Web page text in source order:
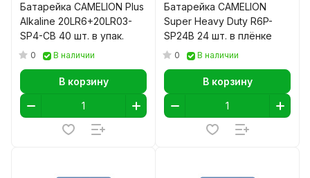
Батарейка CAMELION Plus
Alkaline 20LR6+20LR03-
SP4-CB 40 шт. в упак.
0 В наличии
В корзину
Батарейка CAMELION
Super Heavy Duty R6P-
SP24B 24 шт. в плёнке
0 В наличии
В корзину